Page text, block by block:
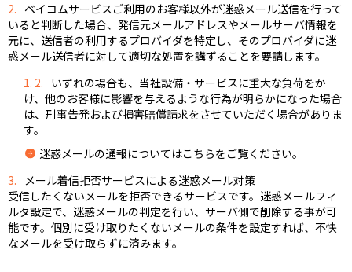
2. ベイコムサービスご利用のお客様以外が迷惑メール送信を行って
いると判断した場合、発信元メールアドレスやメールサーバ情報を
元に、送信者の利用するプロバイダを特定し、そのプロバイダに迷
惑メール送信者に対して適切な処置を講ずることを要請します。
1. 2. いずれの場合も、当社設備・サービスに重大な負荷をか
け、他のお客様に影響を与えるような行為が明らかになった場合
は、刑事告発および損害賠償請求をさせていただく場合がありま
す。
迷惑メールの通報についてはこちらをご覧ください。
3. メール着信拒否サービスによる迷惑メール対策
受信したくないメールを拒否できるサービスです。迷惑メールフィ
ルタ設定で、迷惑メールの判定を行い、サーバ側で削除する事が可
能です。個別に受け取りたくないメールの条件を設定すれば、不快
なメールを受け取らずに済みます。